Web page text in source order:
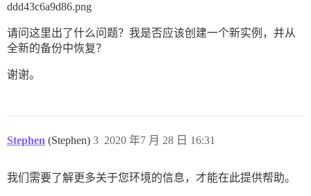
ddd43c6a9d86.png
请问这里出了什么问题？我是否应该创建一个新实例，并从
全新的备份中恢复？
谢谢。
Stephen (Stephen) 2020 年7 月 28 日 16:31
3
我们需要了解更多关于您环境的信息，才能在此提供帮助。